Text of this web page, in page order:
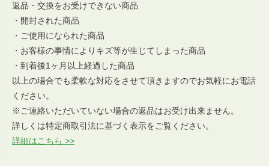
返品・交換をお受けできない商品
・開封された商品
・ご使用になられた商品
・お客様の事情によりキズ等が生じてしまった商品
・到着後1ヶ月以上経過した商品
以上の場合でも柔軟な対応をさせて頂きますのでお気軽にお電話
ください。
※ご連絡いただいていない場合の返品はお受け出来ません。
詳しくは特定商取引法に基づく表示をご覧ください。
詳細はこちら >>